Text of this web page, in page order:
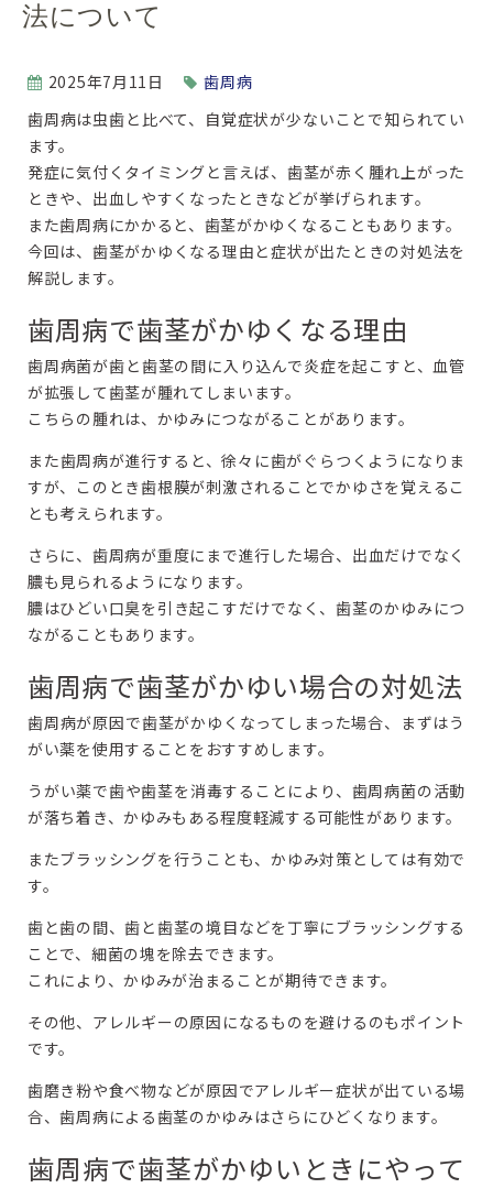
法について
2025年7月11日
歯周病
歯周病は虫歯と比べて、自覚症状が少ないことで知られてい
ます。
発症に気付くタイミングと言えば、歯茎が赤く腫れ上がった
ときや、出血しやすくなったときなどが挙げられます。
また歯周病にかかると、歯茎がかゆくなることもあります。
今回は、歯茎がかゆくなる理由と症状が出たときの対処法を
解説します。
歯周病で歯茎がかゆくなる理由
歯周病菌が歯と歯茎の間に入り込んで炎症を起こすと、血管
が拡張して歯茎が腫れてしまいます。
こちらの腫れは、かゆみにつながることがあります。
また歯周病が進行すると、徐々に歯がぐらつくようになりま
すが、このとき歯根膜が刺激されることでかゆさを覚えるこ
とも考えられます。
さらに、歯周病が重度にまで進行した場合、出血だけでなく
膿も見られるようになります。
膿はひどい口臭を引き起こすだけでなく、歯茎のかゆみにつ
ながることもあります。
歯周病で歯茎がかゆい場合の対処法
歯周病が原因で歯茎がかゆくなってしまった場合、まずはう
がい薬を使用することをおすすめします。
うがい薬で歯や歯茎を消毒することにより、歯周病菌の活動
が落ち着き、かゆみもある程度軽減する可能性があります。
またブラッシングを行うことも、かゆみ対策としては有効で
す。
歯と歯の間、歯と歯茎の境目などを丁寧にブラッシングする
ことで、細菌の塊を除去できます。
これにより、かゆみが治まることが期待できます。
その他、アレルギーの原因になるものを避けるのもポイント
です。
歯磨き粉や食べ物などが原因でアレルギー症状が出ている場
合、歯周病による歯茎のかゆみはさらにひどくなります。
歯周病で歯茎がかゆいときにやって